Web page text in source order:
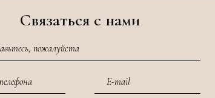
Связаться с нами